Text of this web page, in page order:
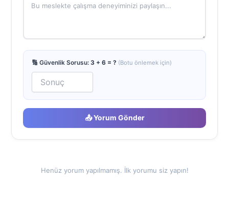
🔢 Güvenlik Sorusu: 3 + 6 = ? (Botu önlemek için)
📤 Yorum Gönder
Henüz yorum yapılmamış. İlk yorumu siz yapın!